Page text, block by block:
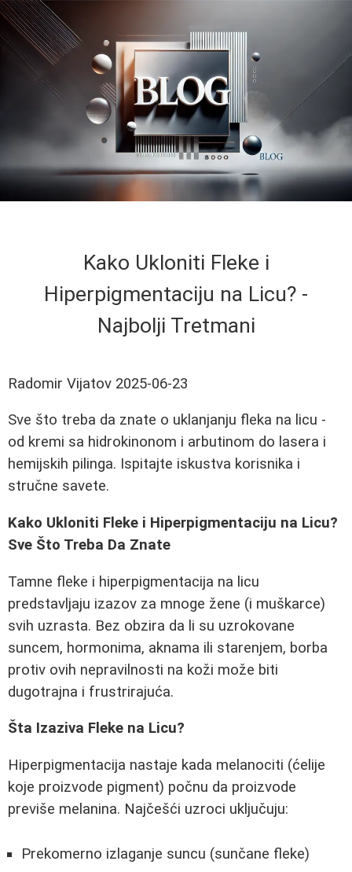
Kako Ukloniti Fleke i
Hiperpigmentaciju na Licu? -
Najbolji Tretmani
Radomir Vijatov 2025-06-23
Sve što treba da znate o uklanjanju fleka na licu -
od kremi sa hidrokinonom i arbutinom do lasera i
hemijskih pilinga. Ispitajte iskustva korisnika i
stručne savete.
Kako Ukloniti Fleke i Hiperpigmentaciju na Licu?
Sve Što Treba Da Znate
Tamne fleke i hiperpigmentacija na licu
predstavljaju izazov za mnoge žene (i muškarce)
svih uzrasta. Bez obzira da li su uzrokovane
suncem, hormonima, aknama ili starenjem, borba
protiv ovih nepravilnosti na koži može biti
dugotrajna i frustrirajuća.
Šta Izaziva Fleke na Licu?
Hiperpigmentacija nastaje kada melanociti (ćelije
koje proizvode pigment) počnu da proizvode
previše melanina. Najčešći uzroci uključuju:
Prekomerno izlaganje suncu (sunčane fleke)